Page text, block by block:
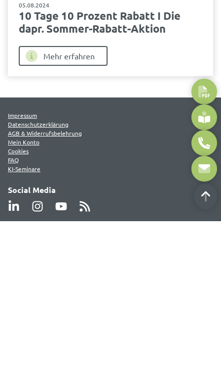
05.08.2024
10 Tage 10 Prozent Rabatt I Die
dapr. Sommer-Rabatt-Aktion
Mehr erfahren
Impressum
Datenschutzerklärung
AGB & Widerrufsbelehrung
Mein Konto
Cookies
FAQ
KI-Seminare
Social Media